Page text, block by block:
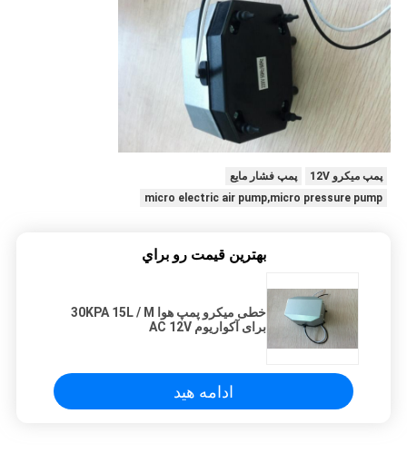
پمپ میکرو 12V
پمپ فشار مایع
micro electric air pump,micro pressure pump
بهترين قيمت رو براي
خطی میکرو پمپ هوا 30KPA 15L / M
برای آکواریوم AC 12V
ادامه هید